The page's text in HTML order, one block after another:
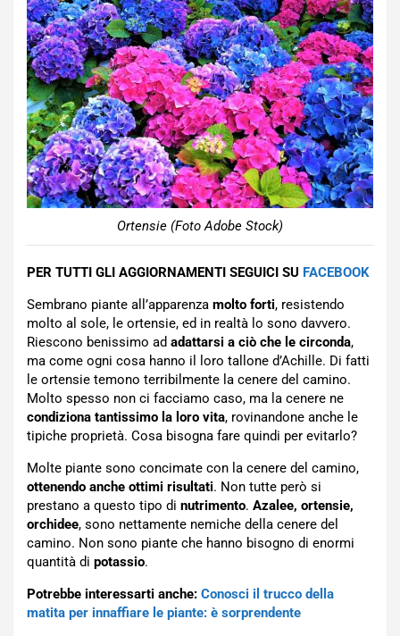
Ortensie (Foto Adobe Stock)
PER TUTTI GLI AGGIORNAMENTI SEGUICI SU FACEBOOK
Sembrano piante all’apparenza molto forti, resistendo
molto al sole, le ortensie, ed in realtà lo sono davvero.
Riescono benissimo ad adattarsi a ciò che le circonda,
ma come ogni cosa hanno il loro tallone d’Achille. Di fatti
le ortensie temono terribilmente la cenere del camino.
Molto spesso non ci facciamo caso, ma la cenere ne
condiziona tantissimo la loro vita, rovinandone anche le
tipiche proprietà. Cosa bisogna fare quindi per evitarlo?
Molte piante sono concimate con la cenere del camino,
ottenendo anche ottimi risultati. Non tutte però si
prestano a questo tipo di nutrimento. Azalee, ortensie,
orchidee, sono nettamente nemiche della cenere del
camino. Non sono piante che hanno bisogno di enormi
quantità di potassio.
Potrebbe interessarti anche: Conosci il trucco della
matita per innaffiare le piante: è sorprendente